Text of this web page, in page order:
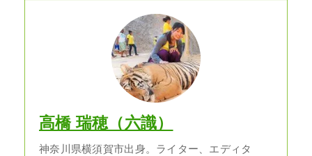
高橋 瑞穂（六識）
神奈川県横須賀市出身。ライター、エディタ